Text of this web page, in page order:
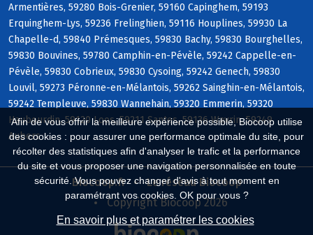
Afin de vous offrir la meilleure expérience possible, Biocoop utilise
des cookies : pour assurer une performance optimale du site, pour
récolter des statistiques afin d'analyser le trafic et la performance
du site et vous proposer une navigation personnalisée en toute
sécurité. Vous pouvez changer d'avis à tout moment en
paramétrant vos cookies. OK pour vous ?
En savoir plus et paramétrer les cookies
Armentières, 59280 Bois-Grenier, 59160 Capinghem, 59193
Erquinghem-Lys, 59236 Frelinghien, 59116 Houplines, 59930 La
Chapelle-d, 59840 Prémesques, 59830 Bachy, 59830 Bourghelles,
59830 Bouvines, 59780 Camphin-en-Pévèle, 59242 Cappelle-en-
Pévèle, 59830 Cobrieux, 59830 Cysoing, 59242 Genech, 59830
Louvil, 59273 Péronne-en-Mélantois, 59262 Sainghin-en-Mélantois,
59242 Templeuve, 59830 Wannehain, 59320 Emmerin, 59320
Haubourdin, 59120 Loos, 59211 Santes, 59136 Wavrin, 59249
Aubers
Biocoop.fr
Le réseau Biocoop
Copyright Biocoop 2026